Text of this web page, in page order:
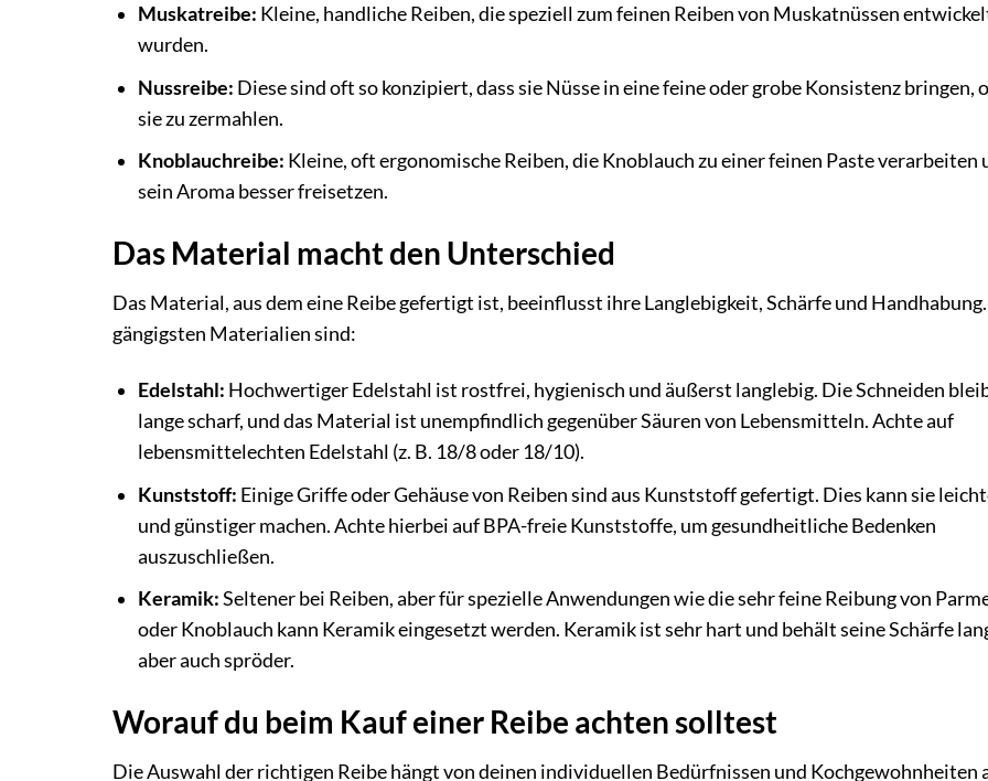
Muskatreibe: Kleine, handliche Reiben, die speziell zum feinen Reiben von Muskatnüssen
wurden.
Nussreibe: Diese sind oft so konzipiert, dass sie Nüsse in eine feine oder grobe Konsistenz bringen,
sie zu zermahlen.
Knoblauchreibe: Kleine, oft ergonomische Reiben, die Knoblauch zu einer feinen Paste verarbeiten
sein Aroma besser freisetzen.
Das Material macht den Unterschied
Das Material, aus dem eine Reibe gefertigt ist, beeinflusst ihre Langlebigkeit, Schärfe und
gängigsten Materialien sind:
Edelstahl: Hochwertiger Edelstahl ist rostfrei, hygienisch und äußerst langlebig. Die Schneiden
lange scharf, und das Material ist unempfindlich gegenüber Säuren von Lebensmitteln. Achte auf
lebensmittelechten Edelstahl (z. B. 18/8 oder 18/10).
Kunststoff: Einige Griffe oder Gehäuse von Reiben sind aus Kunststoff gefertigt. Dies kann sie
und günstiger machen. Achte hierbei auf BPA-freie Kunststoffe, um gesundheitliche Bedenken
auszuschließen.
Keramik:Seltener bei Reiben, aber für spezielle Anwendungen wie die sehr feine Reibung von
oder Knoblauch kann Keramik eingesetzt werden. Keramik ist sehr hart und behält seine Schärfe
aber auch spröder.
Worauf du beim Kauf einer Reibe achten solltest
Die Auswahl der richtigen Reibe hängt von deinen individuellen Bedürfnissen und Kochgewohnheiten